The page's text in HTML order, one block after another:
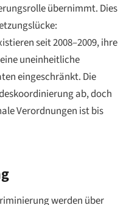
übernimmt. Dies
seit 2008–2009, ihre
uneinheitliche
eingeschränkt. Die
ab, doch
Verordnungen ist bis
werden über